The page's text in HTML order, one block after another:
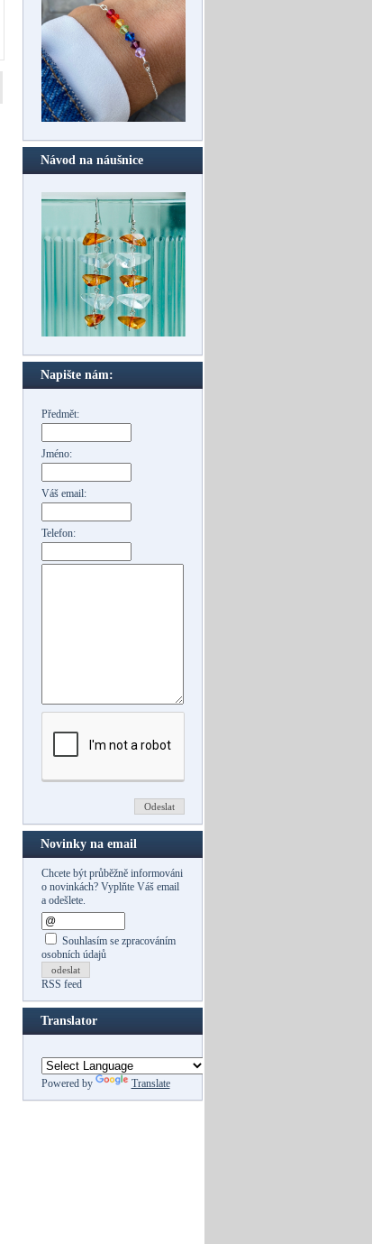
Návod na náušnice
Napište nám:
Předmět:
Jméno:
Váš email:
Telefon:
Novinky na email
Chcete být průběžně informováni
o novinkách? Vyplňte Váš email
a odešlete.
Souhlasím se zpracováním
osobních údajů
odeslat
RSS feed
Translator
Powered by Translate